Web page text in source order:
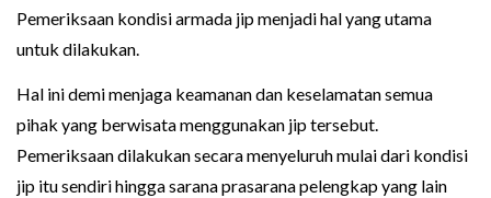
Pemeriksaan kondisi armada jip menjadi hal yang utama
untuk dilakukan.
Hal ini demi menjaga keamanan dan keselamatan semua
pihak yang berwisata menggunakan jip tersebut.
Pemeriksaan dilakukan secara menyeluruh mulai dari kondisi
jip itu sendiri hingga sarana prasarana pelengkap yang lain